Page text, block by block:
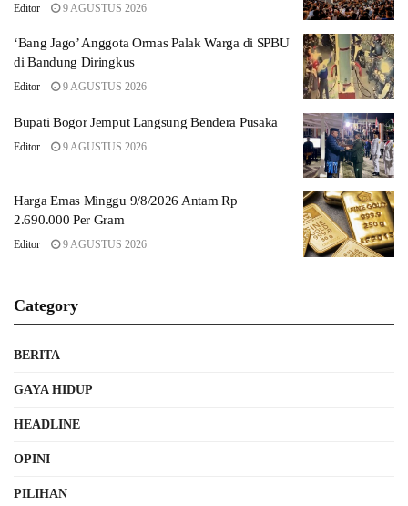
Editor 9 AGUSTUS 2026
‘Bang Jago’ Anggota Ormas Palak Warga di SPBU
di Bandung Diringkus
Editor 9 AGUSTUS 2026
Bupati Bogor Jemput Langsung Bendera Pusaka
Editor 9 AGUSTUS 2026
Harga Emas Minggu 9/8/2026 Antam Rp
2.690.000 Per Gram
Editor 9 AGUSTUS 2026
Category
BERITA
GAYA HIDUP
HEADLINE
OPINI
PILIHAN